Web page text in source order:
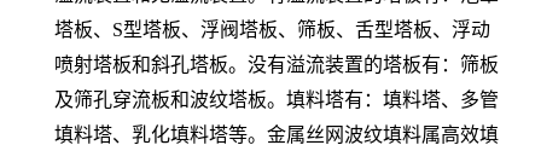
塔板、S型塔板、浮阀塔板、筛板、舌型塔板、浮动
喷射塔板和斜孔塔板。没有溢流装置的塔板有：筛板
及筛孔穿流板和波纹塔板。填料塔有：填料塔、多管
填料塔、乳化填料塔等。金属丝网波纹填料属高效填